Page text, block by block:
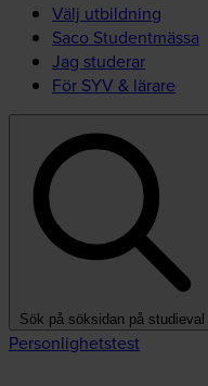
Välj utbildning
Saco Studentmässa
Jag studerar
För SYV & lärare
Sök på söksidan på studieval
Personlighetstest